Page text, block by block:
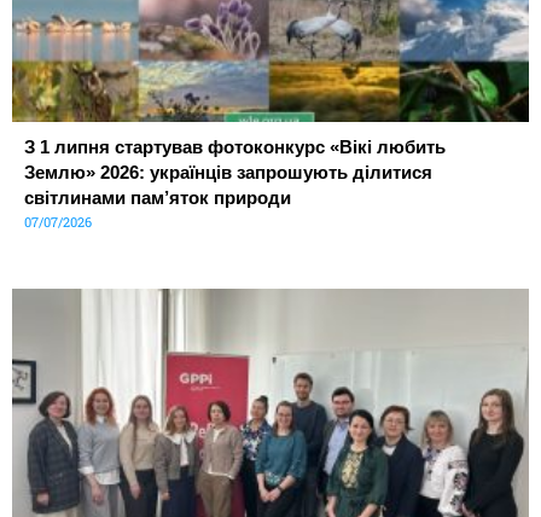
З 1 липня стартував фотоконкурс «Вікі любить
Землю» 2026: українців запрошують ділитися
світлинами пам’яток природи
07/07/2026